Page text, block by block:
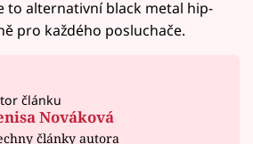
to alternativní black metal hip-
pro každého posluchače.
článku
Nováková
články autora